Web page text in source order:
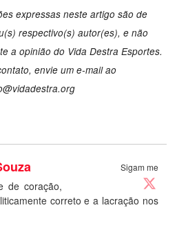
expressas neste artigo são de
respectivo(s) autor(es), e não
a opinião do Vida Destra Esportes.
envie um e-mail ao
Sigam me
de coração,
correto e a lacração nos